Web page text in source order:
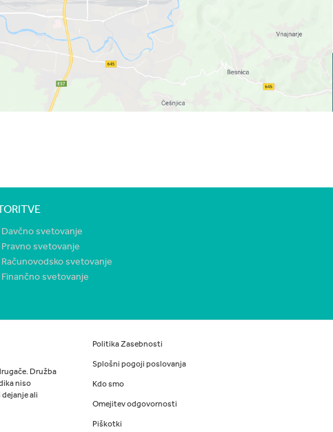
Davčno svetovanje
Pravno svetovanje
Računovodsko svetovanje
Finančno svetovanje
Družba
niso
ali
Politika Zasebnosti
Splošni pogoji poslovanja
Kdo smo
Omejitev odgovornosti
Piškotki